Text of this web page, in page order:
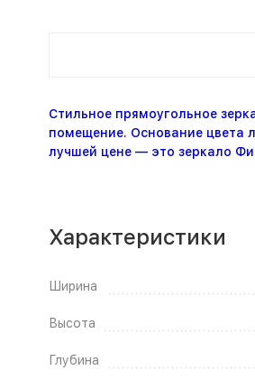
Стильное прямоугольное
помещение. Основание цвета
лучшей цене — это зеркало
Характеристики
Ширина
Высота
Глубина